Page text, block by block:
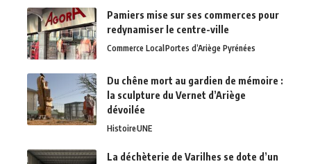
Pamiers mise sur ses commerces pour
redynamiser le centre-ville
Commerce LocalPortes d’Ariège Pyrénées
Du chêne mort au gardien de mémoire :
la sculpture du Vernet d’Ariège
dévoilée
HistoireUNE
La déchèterie de Varilhes se dote d’un